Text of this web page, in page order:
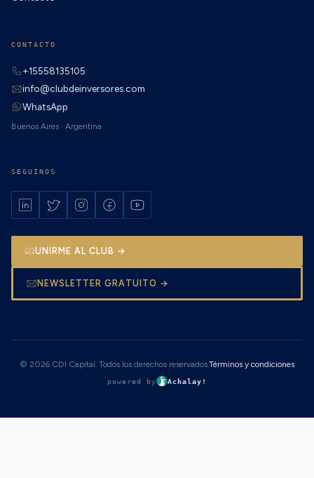
CONTACTO
+15558135105
info@clubdeinversores.com
WhatsApp
Buenos Aires · Argentina
SEGUINOS
UNIRME AL CLUB →
NEWSLETTER GRATUITO →
© 2026 CDI Capital. Todos los derechos reservados.Términos y condiciones
powered by Achalay!